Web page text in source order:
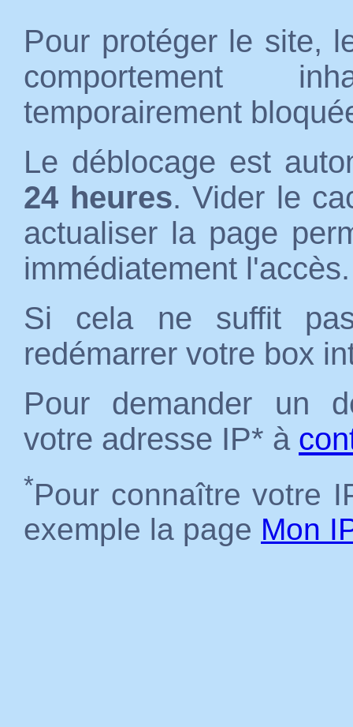
Pour protéger le site,
comportement
temporairement
Le déblocage est
24 heures. Vider le
actualiser la page
immédiatement l'accès.
Si cela ne suffit
redémarrer votre box
Pour demander un
votre adresse IP* à
*Pour connaître votre
exemple la page Mon